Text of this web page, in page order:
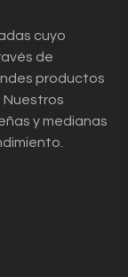
cuyo
de
productos
Nuestros
y medianas